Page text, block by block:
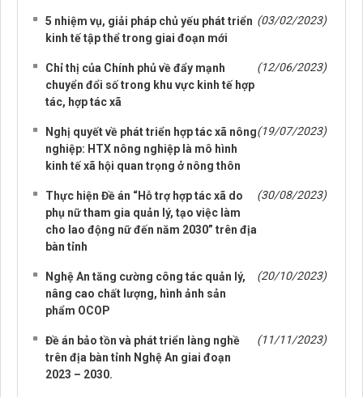
5 nhiệm vụ, giải pháp chủ yếu phát triển
kinh tế tập thể trong giai đoạn mới
(03/02/2023)
Chỉ thị của Chính phủ về đẩy mạnh
chuyển đổi số trong khu vực kinh tế hợp
tác, hợp tác xã
(12/06/2023)
Nghị quyết về phát triển hợp tác xã nông
nghiệp: HTX nông nghiệp là mô hình
kinh tế xã hội quan trọng ở nông thôn
(19/07/2023)
Thực hiện Đề án “Hỗ trợ hợp tác xã do
phụ nữ tham gia quản lý, tạo việc làm
cho lao động nữ đến năm 2030” trên địa
bàn tỉnh
(30/08/2023)
Nghệ An tăng cường công tác quản lý,
nâng cao chất lượng, hình ảnh sản
phẩm OCOP
(20/10/2023)
Đề án bảo tồn và phát triển làng nghề
trên địa bàn tỉnh Nghệ An giai đoạn
2023 – 2030.
(11/11/2023)